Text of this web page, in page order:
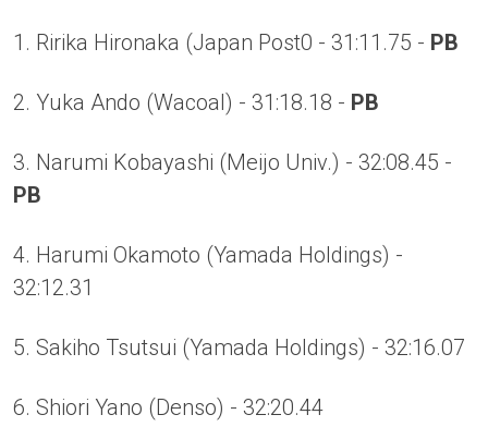
1. Ririka Hironaka (Japan Post0 - 31:11.75 - PB
2. Yuka Ando (Wacoal) - 31:18.18 - PB
3. Narumi Kobayashi (Meijo Univ.) - 32:08.45 -
PB
4. Harumi Okamoto (Yamada Holdings) -
32:12.31
5. Sakiho Tsutsui (Yamada Holdings) - 32:16.07
6. Shiori Yano (Denso) - 32:20.44